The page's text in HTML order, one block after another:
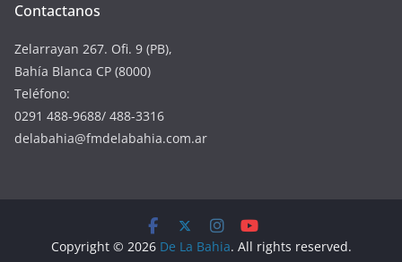
Contactanos
Zelarrayan 267. Ofi. 9 (PB),
Bahía Blanca CP (8000)
Teléfono:
0291 488-9688/ 488-3316
delabahia@fmdelabahia.com.ar
Copyright © 2026 De La Bahia. All rights reserved.